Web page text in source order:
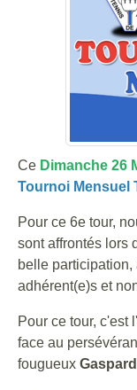
Ce Dimanche 26
Tournoi Mensuel
Pour ce 6e tour,
sont affrontés lors
belle
adhérent(e)s et
Pour ce tour, c'est
face au
fougueux